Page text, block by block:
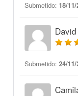
Submetido: 18/
Submetido: 24/